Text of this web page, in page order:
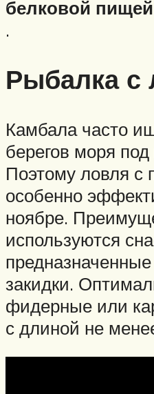
белковой пищей
.
Рыбалка с
Камбала часто
берегов моря
Поэтому ловля с
особенно
ноябре.
используются
закидки.
фидерные или
с длиной не